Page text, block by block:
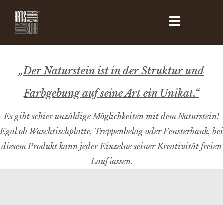
„Der Naturstein ist in der Struktur und
Farbgebung auf seine Art ein Unikat.“
Es gibt schier unzählige Möglichkeiten mit dem Naturstein!
Egal ob Waschtischplatte, Treppenbelag oder Fensterbank, bei
diesem Produkt kann jeder Einzelne seiner Kreativität freien
Lauf lassen.